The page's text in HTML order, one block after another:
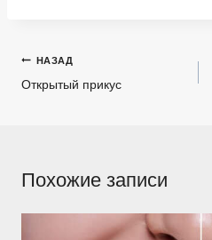
Навигация
по
НАЗАД
Открытый прикус
Похожие записи